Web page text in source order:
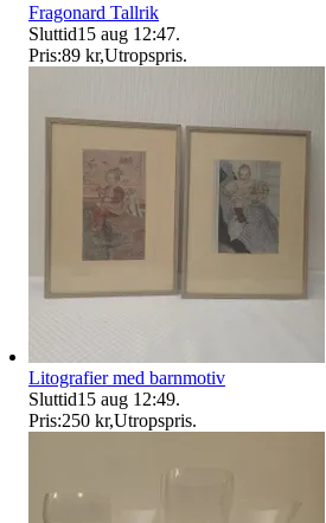
Fragonard Tallrik
Sluttid15 aug 12:47.
Pris:89 kr,Utropspris.
Litografier med barnmotiv
Sluttid15 aug 12:49.
Pris:250 kr,Utropspris.